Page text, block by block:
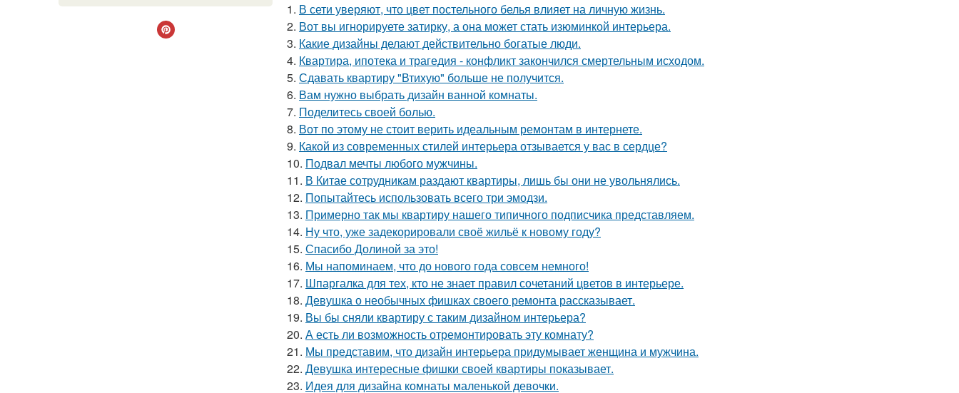
1. В сети уверяют, что цвет постельного белья влияет на личную жизнь.
2. Вот вы игнорируете затирку, а она может стать изюминкой интерьера.
3. Какие дизайны делают действительно богатые люди.
4. Квартира, ипотека и трагедия - конфликт закончился смертельным исходом.
5. Сдавать квартиру "Втихую" больше не получится.
6. Вам нужно выбрать дизайн ванной комнаты.
7. Поделитесь своей болью.
8. Вот по этому не стоит верить идеальным ремонтам в интернете.
9. Какой из современных стилей интерьера отзывается у вас в сердце?
10. Подвал мечты любого мужчины.
11. В Китае сотрудникам раздают квартиры, лишь бы они не увольнялись.
12. Попытайтесь использовать всего три эмодзи.
13. Примерно так мы квартиру нашего типичного подписчика представляем.
14. Ну что, уже задекорировали своё жильё к новому году?
15. Спасибо Долиной за это!
16. Мы напоминаем, что до нового года совсем немного!
17. Шпаргалка для тех, кто не знает правил сочетаний цветов в интерьере.
18. Девушка о необычных фишках своего ремонта рассказывает.
19. Вы бы сняли квартиру с таким дизайном интерьера?
20. А есть ли возможность отремонтировать эту комнату?
21. Мы представим, что дизайн интерьера придумывает женщина и мужчина.
22. Девушка интересные фишки своей квартиры показывает.
23. Идея для дизайна комнаты маленькой девочки.